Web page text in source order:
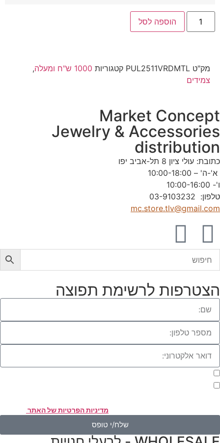
הוספה לסל
מק"ט PUL2511VRDMTL קטגוריות 1000 ש"ח ומעלה
,
צמידים
Market Concept
Jewelry & Accessories
distribution
כתובת: עולי ציון 8 תל-אביב יפו
א'-ה' – 10:00-18:00
ו'- 10:00-16:00
טלפון: 03-9103232
mc.store.tlv@gmail.com
הצטרפות לרשימת תפוצה
מדיניות הפרטיות של האתר
שלח/י טופס